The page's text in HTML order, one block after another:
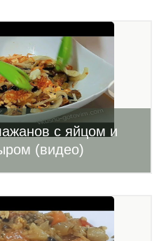
с яйцом и
(видео)